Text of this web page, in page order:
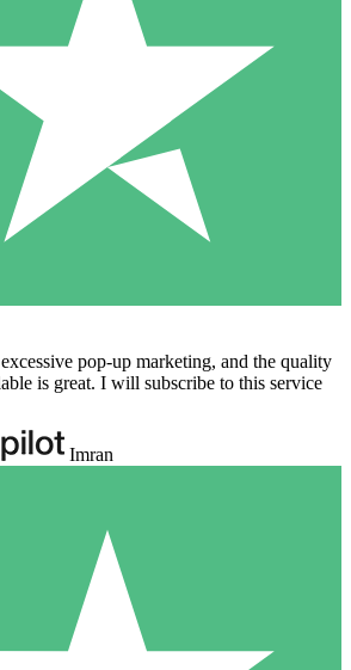
pop-up marketing, and the quality
is great. I will subscribe to this service
Imran